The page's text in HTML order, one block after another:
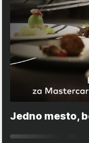
Jedno mesto,